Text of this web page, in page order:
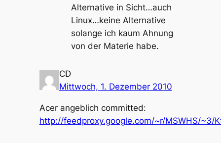
Alternative in Sicht…auch
Linux…keine Alternative
solange ich kaum Ahnung
von der Materie habe.
CD
Mittwoch, 1. Dezember 2010
Acer angeblich committed:
http://feedproxy.google.com/~r/MSWHS/~3/